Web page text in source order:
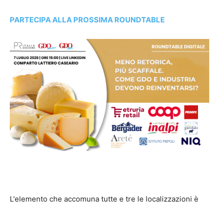
PARTECIPA ALLA PROSSIMA ROUNDTABLE
L'elemento che accomuna tutte e tre le localizzazioni è